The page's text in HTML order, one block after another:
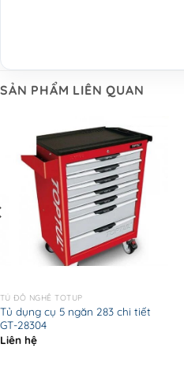
SẢN PHẨM LIÊN QUAN
TỦ ĐỒ NGHỀ TOTUP
Tủ dụng cụ 5 ngăn 283 chi tiết
GT-28304
Liên hệ